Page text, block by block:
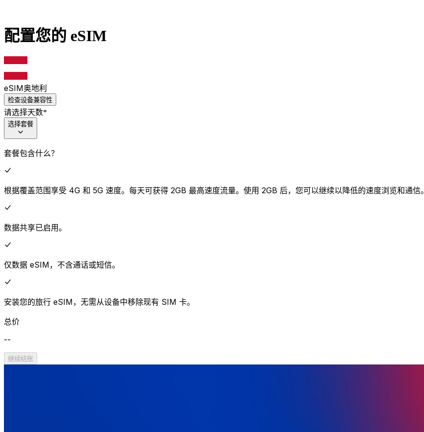
配置您的 eSIM
eSIM奥地利
检查设备兼容性
请选择天数*
选择套餐
套餐包含什么？
根据覆盖范围享受 4G 和 5G 速度。每天可获得 2GB 最高速度流量。使用 2GB 后，您可以继续以降低的速度浏览和通信。
数据共享已启用。
仅数据 eSIM，不含通话或短信。
安装您的旅行 eSIM，无需从设备中移除现有 SIM 卡。
总价
--
继续结账